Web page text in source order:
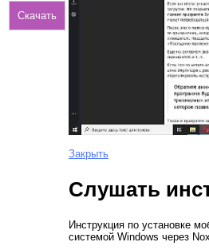
Скачать
Закрыть
Слушать
Инструкция по установке
системой Windows через